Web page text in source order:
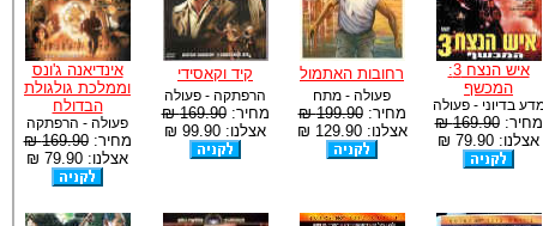
איש הנצח 3:
המכשף
בדיוני - פעולה
מחיר:169.90 ₪
אצלנו: 79.90 ₪
רחובות האתמול
פעולה - מתח
מחיר:199.90 ₪
אצלנו: 129.90 ₪
קיד וקאסידי
הרפתקה - פעולה
מחיר:169.90 ₪
אצלנו: 99.90 ₪
אינדיאנה ג'ונס
וממלכת גולגולת
הבדולח
פעולה - הרפתקה
מחיר:169.90 ₪
אצלנו: 79.90 ₪